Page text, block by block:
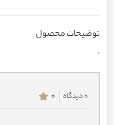
توضیحات محصول
.
0 دیدگاه 0